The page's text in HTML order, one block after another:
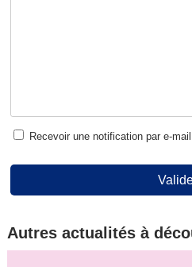
Recevoir une notification par e-
Autres actualités à